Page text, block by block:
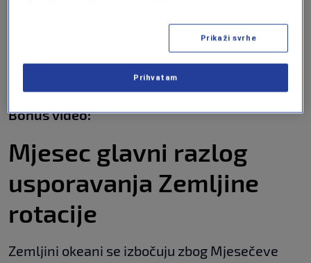
dan" nije savršeno konstantan. On se fluktuira
za male količine, a tokom veoma dugih
vremenskih perioda ima trend produženja.
Bonus video:
Mjesec glavni razlog
usporavanja Zemljine
rotacije
Zemljini okeani se izbočuju zbog Mjesečeve
Prikaži svrhe
Prihvatam